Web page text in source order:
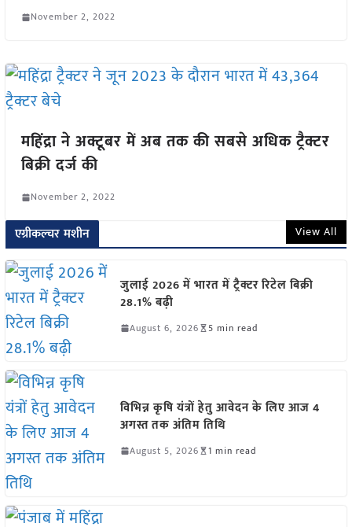
November 2, 2022
महिंद्रा ने अक्टूबर में अब तक की सबसे अधिक ट्रैक्टर
बिक्री दर्ज की
November 2, 2022
एग्रीकल्चर मशीन View All
जुलाई 2026 में भारत में ट्रैक्टर रिटेल बिक्री
28.1% बढ़ी
August 6, 2026 5 min read
विभिन्न कृषि यंत्रों हेतु आवेदन के लिए आज 4
अगस्त तक अंतिम तिथि
August 5, 2026 1 min read